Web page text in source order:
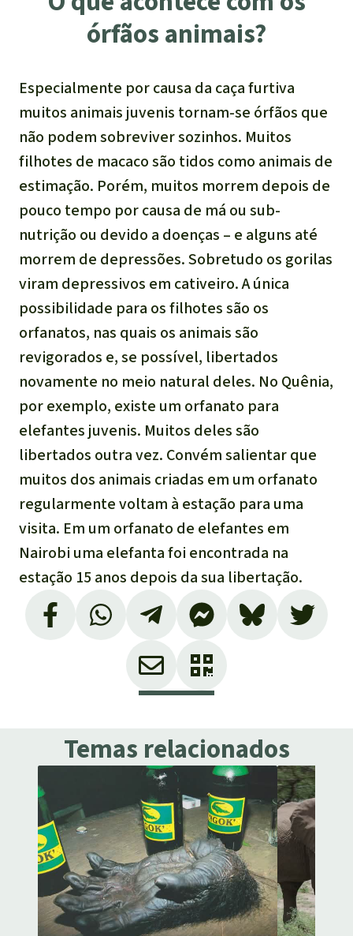
órfãos animais?
Especialmente por causa da caça furtiva
muitos animais juvenis tornam-se órfãos que
não podem sobreviver sozinhos. Muitos
filhotes de macaco são tidos como animais de
estimação. Porém, muitos morrem depois de
pouco tempo por causa de má ou sub-
nutrição ou devido a doenças – e alguns até
morrem de depressões. Sobretudo os gorilas
viram depressivos em cativeiro. A única
possibilidade para os filhotes são os
orfanatos, nas quais os animais são
revigorados e, se possível, libertados
novamente no meio natural deles. No Quênia,
por exemplo, existe um orfanato para
elefantes juvenis. Muitos deles são
libertados outra vez. Convém salientar que
muitos dos animais criadas em um orfanato
regularmente voltam à estação para uma
visita. Em um orfanato de elefantes em
Nairobi uma elefanta foi encontrada na
estação 15 anos depois da sua libertação.
Temas relacionados